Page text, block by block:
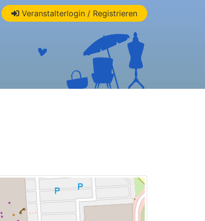
Veranstalterlogin / Registrieren